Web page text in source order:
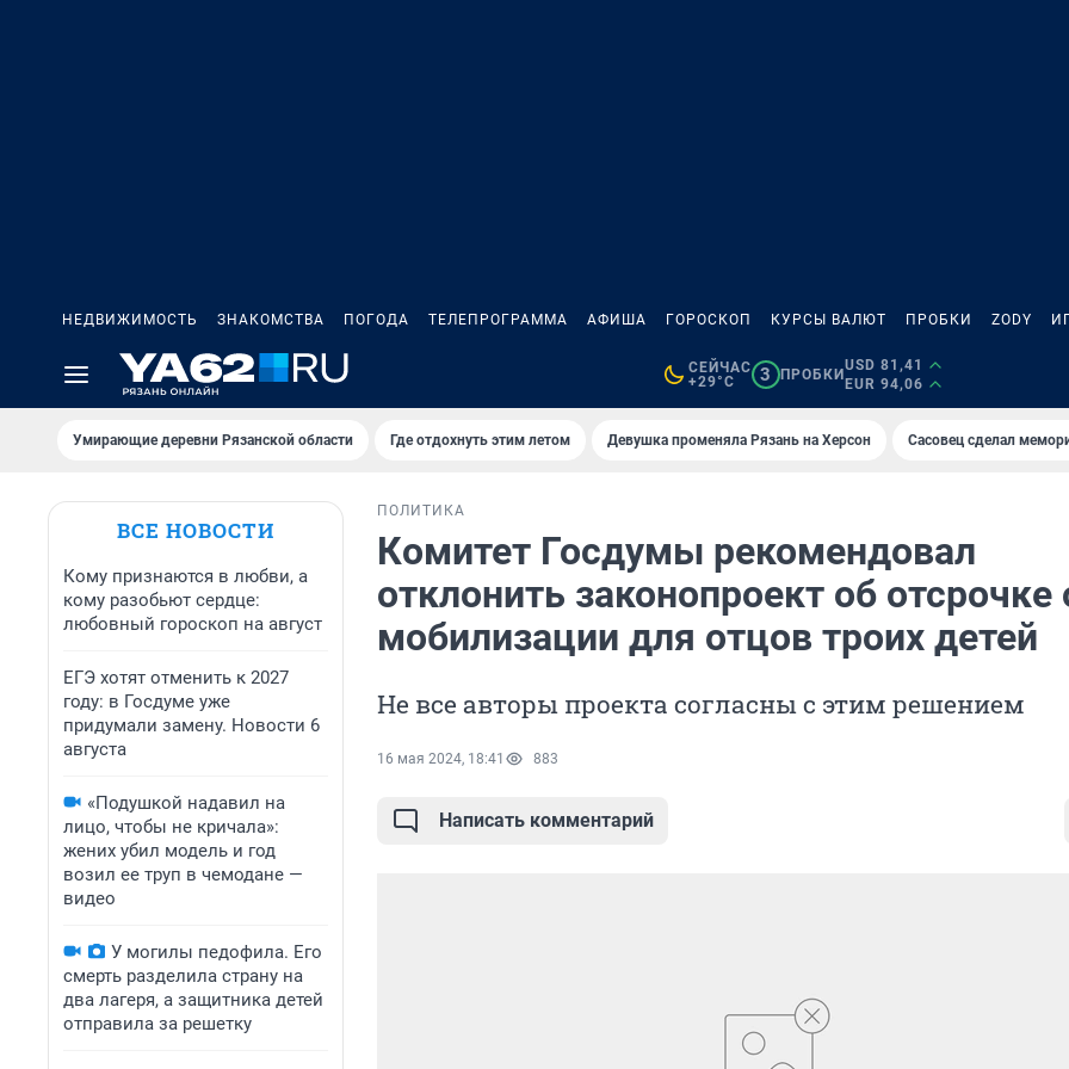
НЕДВИЖИМОСТЬ ЗНАКОМСТВА ПОГОДА ТЕЛЕПРОГРАММА АФИША ГОРОСКОП КУРСЫ ВАЛЮТ ПРОБКИ ZODY
СЕЙЧАС
+29°C
3 ПРОБКИ
USD 81,41
EUR 94,06
Умирающие деревни Рязанской области Где отдохнуть этим летом Девушка променяла Рязань на Херсон Сасовец сделал
ВСЕ НОВОСТИ
Кому признаются в любви, а
кому разобьют сердце:
любовный гороскоп на август
ЕГЭ хотят отменить к 2027
году: в Госдуме уже
придумали замену. Новости 6
августа
«Подушкой надавил на
лицо, чтобы не кричала»:
жених убил модель и год
возил ее труп в чемодане —
видео
У могилы педофила. Его
смерть разделила страну на
два лагеря, а защитника детей
отправила за решетку
ПОЛИТИКА
Комитет Госдумы рекомендовал
отклонить законопроект об отсрочке
мобилизации для отцов троих детей
Не все авторы проекта согласны с этим решением
16 мая 2024, 18:41 883
Написать комментарий